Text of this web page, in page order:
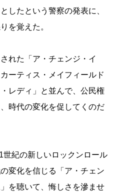
したという警察の発表に、
を覚えた。
れた「ア・チェンジ・イ
ーティス・メイフィールド
レディ」と並んで、公民権
時代の変化を促してくのだ
世紀の新しいロックンロール
変化を信じる「ア・チェン
を聴いて、悔しさを滲ませ